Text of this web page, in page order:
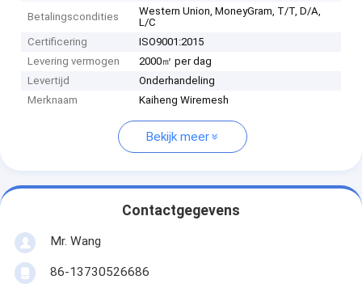
Betalingscondities
Western Union, MoneyGram, T/T, D/A,
L/C
Certificering
ISO9001:2015
Levering vermogen
2000㎡ per dag
Levertijd
Onderhandeling
Merknaam
Kaiheng Wiremesh
Bekijk meer
Contactgegevens
Mr. Wang
86-13730526686